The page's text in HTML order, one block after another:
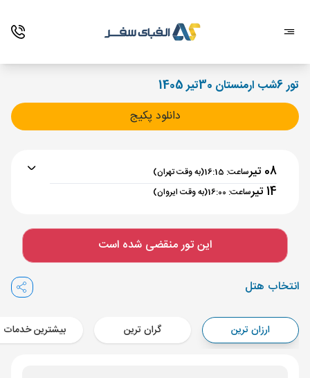
تور 6شب ارمنستان 30تیر 1405
دانلود پکیج
08 تیر ساعت: 16:15 (به وقت تهران)
14 تیر ساعت: 16:00 (به وقت ایروان)
تهران , فرودگاه بین‌المللی امام خمینی IKA
مدت پرواز :
ایروان ,
Aircraft - کاسپین (Economy)
برنامه برگشت :14 تیر ساعت: 16:00
این تور منقضی شده است
انتخاب هتل
ارزان ترین گران ترین بیشترین خدمات